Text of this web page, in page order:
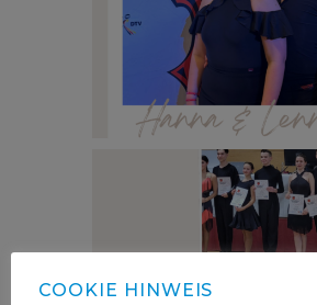
COOKIE HINWEIS